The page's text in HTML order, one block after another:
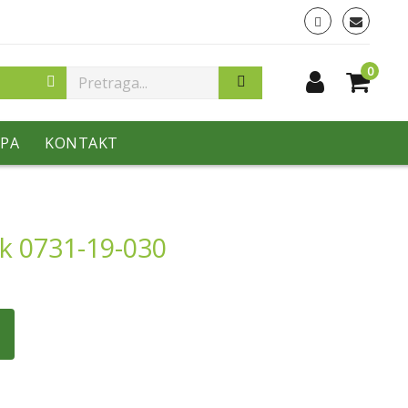
0
KONTAKT
0731-19-030